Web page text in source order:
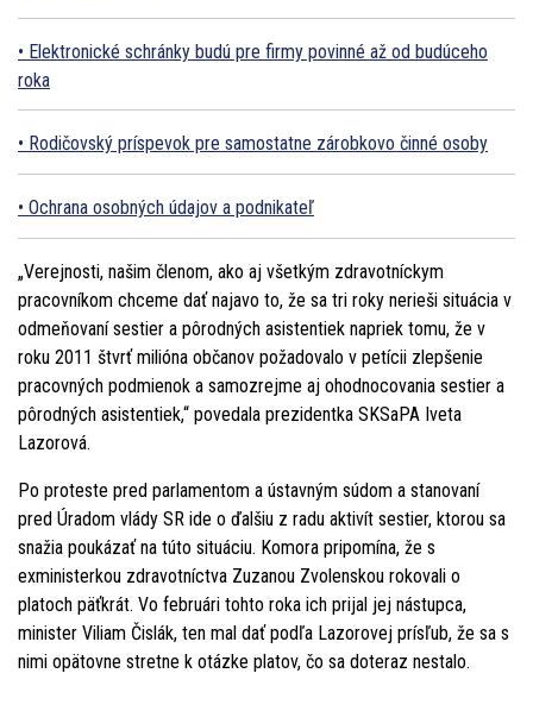
Elektronické schránky budú pre firmy povinné až od budúceho
roka
Rodičovský príspevok pre samostatne zárobkovo činné osoby
Ochrana osobných údajov a podnikateľ
„Verejnosti, našim členom, ako aj všetkým zdravotníckym
pracovníkom chceme dať najavo to, že sa tri roky nerieši situácia v
odmeňovaní sestier a pôrodných asistentiek napriek tomu, že v
roku 2011 štvrť milióna občanov požadovalo v petícii zlepšenie
pracovných podmienok a samozrejme aj ohodnocovania sestier a
pôrodných asistentiek,“ povedala prezidentka SKSaPA Iveta
Lazorová.
Po proteste pred parlamentom a ústavným súdom a stanovaní
pred Úradom vlády SR ide o ďalšiu z radu aktivít sestier, ktorou sa
snažia poukázať na túto situáciu. Komora pripomína, že s
exministerkou zdravotníctva Zuzanou Zvolenskou rokovali o
platoch päťkrát. Vo februári tohto roka ich prijal jej nástupca,
minister Viliam Čislák, ten mal dať podľa Lazorovej prísľub, že sa s
nimi opätovne stretne k otázke platov, čo sa doteraz nestalo.